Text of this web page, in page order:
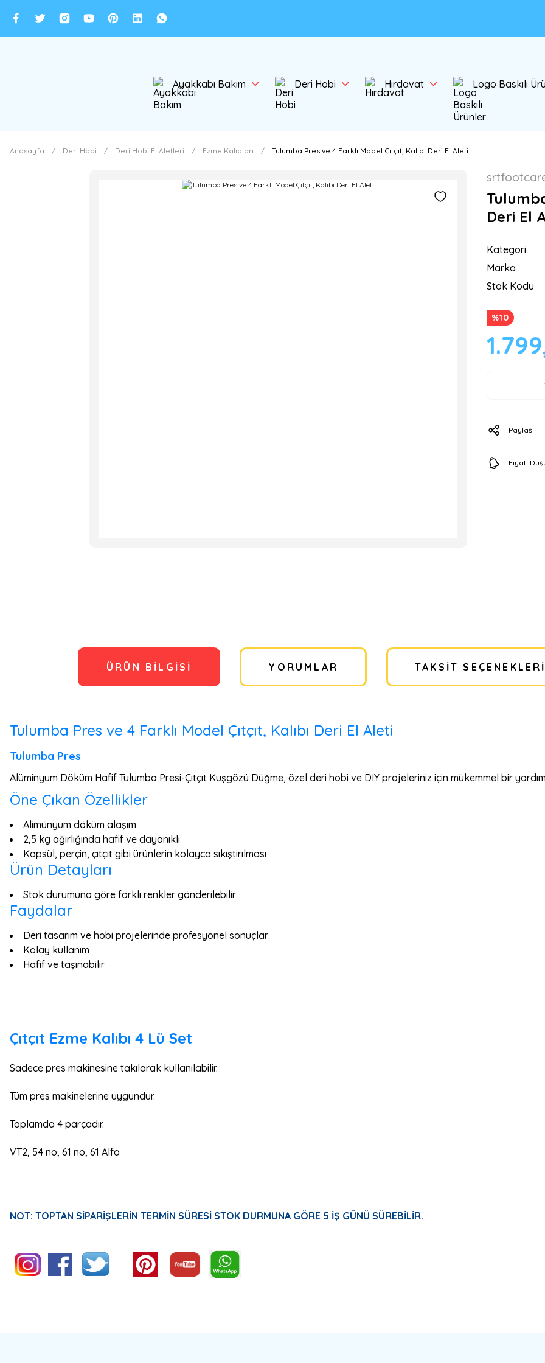
Ayakkabı Bakım Deri Hobi Hırdavat Logo Baskılı
Anasayfa Deri Hobi Deri Hobi El Aletleri Ezme Kalıpları Tulumba Pres ve 4 Farklı Model Çıtçıt, Kalıbı Deri El Aleti
Deri El
Kategori
Marka
Stok Kodu
%10
Paylaş
Fiyatı
ÜRÜN BILGISI YORUMLAR TAKSIT SEÇENEKLERI
Tulumba Pres ve 4 Farklı Model Çıtçıt, Kalıbı Deri El Aleti
Tulumba Pres
Alüminyum Döküm Hafif Tulumba Presi-Çıtçıt Kuşgözü Düğme, özel deri hobi ve DIY projeleriniz için mükemmel bir
Öne Çıkan Özellikler
Alimünyum döküm alaşım
2,5 kg ağırlığında hafif ve dayanıklı
Kapsül, perçin, çıtçıt gibi ürünlerin kolayca sıkıştırılması
Ürün Detayları
Stok durumuna göre farklı renkler gönderilebilir
Faydalar
Deri tasarım ve hobi projelerinde profesyonel sonuçlar
Kolay kullanım
Hafif ve taşınabilir
Çıtçıt Ezme Kalıbı 4 Lü Set
Sadece pres makinesine takılarak kullanılabilir.
Tüm pres makinelerine uygundur.
Toplamda 4 parçadır.
VT2, 54 no, 61 no, 61 Alfa
NOT: TOPTAN SİPARİŞLERİN TERMİN SÜRESİ STOK DURMUNA GÖRE 5 İŞ GÜNÜ SÜREBİLİR.